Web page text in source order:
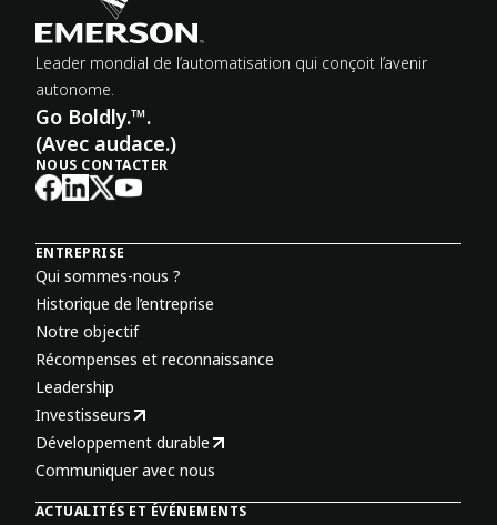
Leader mondial de l’automatisation qui conçoit l’avenir
autonome.
Go Boldly.™.
(Avec audace.)
NOUS CONTACTER
ENTREPRISE
Qui sommes-nous ?
Historique de l’entreprise
Notre objectif
Récompenses et reconnaissance
Leadership
Investisseurs
Développement durable
Communiquer avec nous
ACTUALITÉS ET ÉVÉNEMENTS